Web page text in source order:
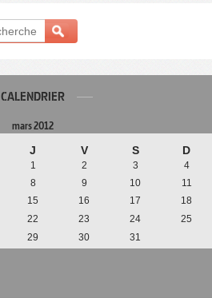
CALENDRIER
mars 2012
J V S D
1 2 3
4
8 9 10
11
15 16 17
18
22 23 24
25
29 30 31